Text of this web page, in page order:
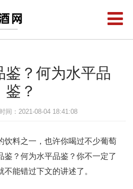
鉴？何为水平品
鉴？
时间：2021-08-04 18:41:08
饮料之一，也许你喝过不少葡萄
鉴？何为水平品鉴？你不一定了
能错过下文的讲述了。